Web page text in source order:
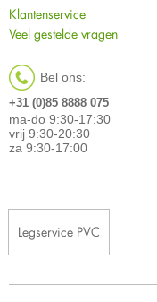
Klantenservice
Veel gestelde vragen
Bel ons:
+31 (0)85 8888 075
ma-do 9:30-17:30
vrij 9:30-20:30
za 9:30-17:00
Legservice PVC